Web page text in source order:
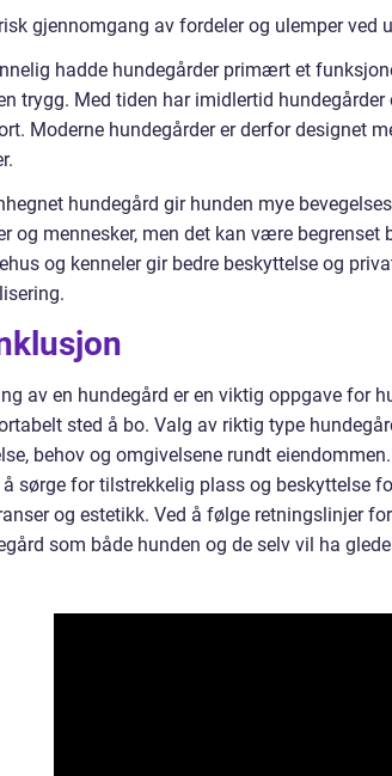
gjennomgang av fordeler og ulemper ved
hadde hundegårder primært et
trygg. Med tiden har imidlertid
Moderne hundegårder er derfor designet
hundegård gir hunden mye
og mennesker, men det kan være
og kenneler gir bedre beskyttelse og
av en hundegård er en viktig oppgave for
sted å bo. Valg av riktig type
behov og omgivelsene rundt
sørge for tilstrekkelig plass og beskyttelse
og estetikk. Ved å følge retningslinjer
som både hunden og de selv vil ha